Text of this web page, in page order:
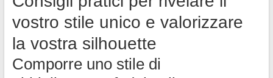
vostro stile unico e valorizzare
la vostra silhouette
Comporre uno stile di